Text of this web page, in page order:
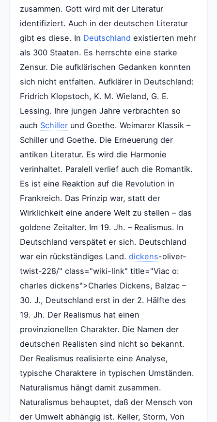
zusammen. Gott wird mit der Literatur
identifiziert. Auch in der deutschen Literatur
gibt es diese. In Deutschland existierten mehr
als 300 Staaten. Es herrschte eine starke
Zensur. Die aufklärischen Gedanken konnten
sich nicht entfalten. Aufklärer in Deutschland:
Fridrich Klopstoch, K. M. Wieland, G. E.
Lessing. Ihre jungen Jahre verbrachten so
auch Schiller und Goethe. Weimarer Klassik –
Schiller und Goethe. Die Erneuerung der
antiken Literatur. Es wird die Harmonie
verinhaltet. Paralell verlief auch die Romantik.
Es ist eine Reaktion auf die Revolution in
Frankreich. Das Prinzip war, statt der
Wirklichkeit eine andere Welt zu stellen – das
goldene Zeitalter. Im 19. Jh. – Realismus. In
Deutschland verspätet er sich. Deutschland
war ein rückständiges Land. dickens-oliver-
twist-228/" class="wiki-link" title="Viac o:
charles dickens">Charles Dickens, Balzac –
30. J., Deutschland erst in der 2. Hälfte des
19. Jh. Der Realismus hat einen
provinzionellen Charakter. Die Namen der
deutschen Realisten sind nicht so bekannt.
Der Realismus realisierte eine Analyse,
typische Charaktere in typischen Umständen.
Naturalismus hängt damit zusammen.
Naturalismus behauptet, daß der Mensch von
der Umwelt abhängig ist. Keller, Storm, Von